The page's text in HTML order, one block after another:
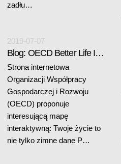
zadłu…
2019-07-07
Blog: OECD Better Life Index
Strona internetowa
Organizacji Współpracy
Gospodarczej i Rozwoju
(OECD) proponuje
interesującą mapę
interaktywną: Twoje życie to
nie tylko zimne dane P…